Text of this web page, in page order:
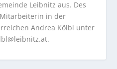
Leibnitz aus. Des
in der
Andrea Kölbl unter
.